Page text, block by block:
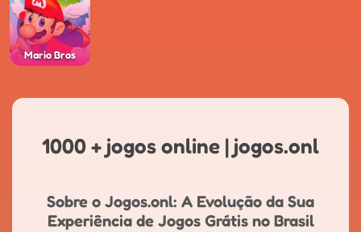
Mario Bros
1000 + jogos online | jogos.onl
Sobre o Jogos.onl: A Evolução da Sua
Experiência de Jogos Grátis no Brasil